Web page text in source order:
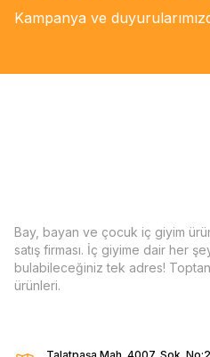
Kampanya ve
Bay, bayan ve çocuk iç giyim
satış firması. İç giyime dair her
bulabileceğiniz tek adres!
ürünleri.